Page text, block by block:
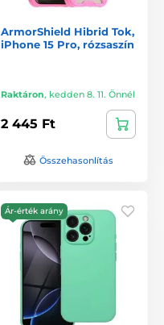
ArmorShield Hibrid Tok,
iPhone 15 Pro, rózsaszín
Raktáron, kedden 8. 11. Önnél
2 445 Ft
Összehasonlítás
Ár-érték arány